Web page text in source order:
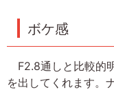
ボケ感
F2.8通しと比較的
を出してくれます。